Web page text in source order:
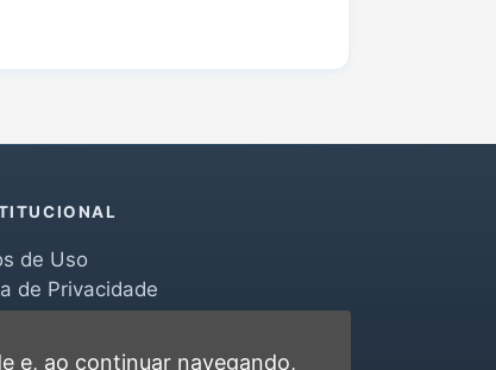
de Uso
de Privacidade
e, ao continuar navegando,